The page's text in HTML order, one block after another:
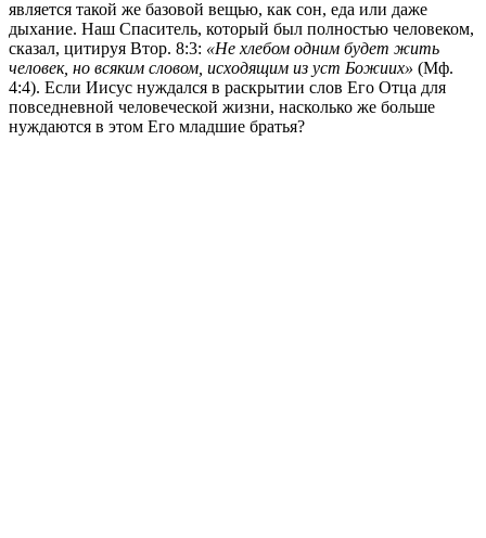
является такой же базовой вещью, как сон, еда или даже
дыхание. Наш Спаситель, который был полностью человеком,
сказал, цитируя Втор. 8:3: «Не хлебом одним будет жить
человек, но всяким словом, исходящим из уст Божиих» (Мф.
4:4). Если Иисус нуждался в раскрытии слов Его Отца для
повседневной человеческой жизни, насколько же больше
нуждаются в этом Его младшие братья?